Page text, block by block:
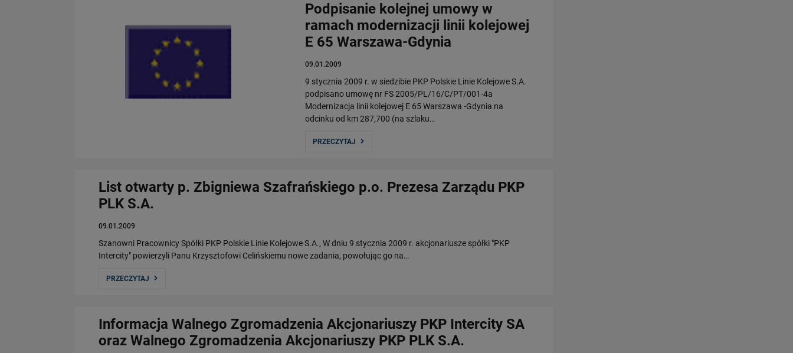
Podpisanie kolejnej umowy w
ramach modernizacji linii kolejowej
E 65 Warszawa-Gdynia
09.01.2009
9 stycznia 2009 r. w siedzibie PKP Polskie Linie Kolejowe S.A.
podpisano umowę nr FS 2005/PL/16/C/PT/001-4a
Modernizacja linii kolejowej E 65 Warszawa -Gdynia na
odcinku od km 287,700 (na szlaku…
PRZECZYTAJ
List otwarty p. Zbigniewa Szafrańskiego p.o. Prezesa Zarządu PKP
PLK S.A.
09.01.2009
Szanowni Pracownicy Spółki PKP Polskie Linie Kolejowe S.A., W dniu 9 stycznia 2009 r. akcjonariusze spółki "PKP
Intercity" powierzyli Panu Krzysztofowi Celińskiemu nowe zadania, powołując go na…
PRZECZYTAJ
Informacja Walnego Zgromadzenia Akcjonariuszy PKP Intercity SA
oraz Walnego Zgromadzenia Akcjonariuszy PKP PLK S.A.